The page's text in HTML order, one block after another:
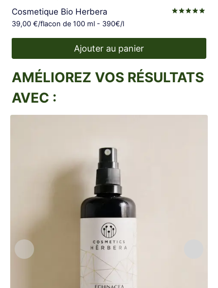
Cosmetique Bio Herbera
39,00 €/flacon de 100 ml - 390€/l
Ajouter au panier
AMÉLIOREZ VOS RÉSULTATS
AVEC :